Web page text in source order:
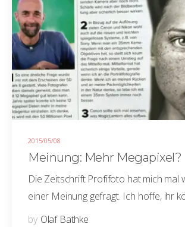
2015/05/08
Meinung: Mehr Megapixel?
Die Zeitschrift Profifoto hat mich mal
einer Meinung gefragt. Ich hoffe, ihr
by Olaf Bathke